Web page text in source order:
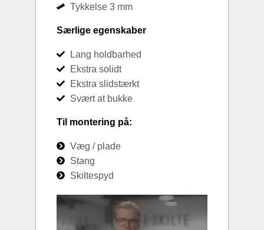
Tykkelse 3 mm
Særlige egenskaber
Lang holdbarhed
Ekstra solidt
Ekstra slidstærkt
Svært at bukke
Til montering på:
Væg / plade
Stang
Skiltespyd